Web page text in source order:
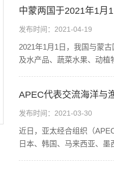
中蒙两国于2021年1月
发布时间：2021-04-19
2021年1月1日，我国与蒙
及水产品、蔬菜水果、动植
APEC代表交流海洋与
发布时间：2021-03-30
近日，亚太经合组织（
日本、韩国、马来西亚、墨